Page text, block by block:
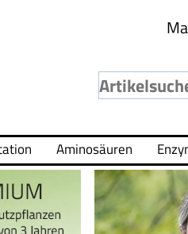
Aminosäuren